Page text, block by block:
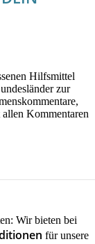
Hilfsmittel
zur
Kommentaren
Wir bieten bei
für unsere